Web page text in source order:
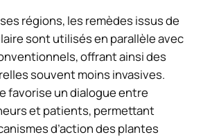
régions, les remèdes issus de
sont utilisés en parallèle avec
offrant ainsi des
souvent moins invasives.
favorise un dialogue entre
et patients, permettant
d’action des plantes